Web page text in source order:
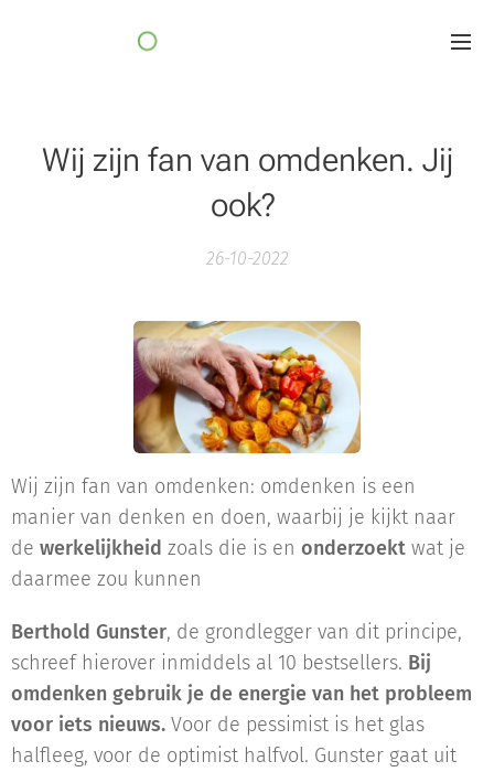
Wij zijn fan van omdenken. Jij
ook?
26-10-2022
Wij zijn fan van omdenken: omdenken is een
manier van denken en doen, waarbij je kijkt naar
de werkelijkheid zoals die is en onderzoekt wat je
daarmee zou kunnen
Berthold Gunster, de grondlegger van dit principe,
schreef hierover inmiddels al 10 bestsellers. Bij
omdenken gebruik je de energie van het probleem
voor iets nieuws. Voor de pessimist is het glas
halfleeg, voor de optimist halfvol. Gunster gaat uit